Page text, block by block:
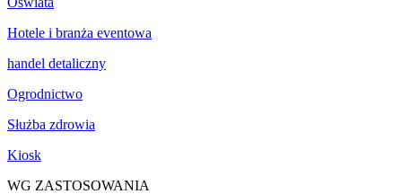
Hotele i branża eventowa
handel detaliczny
Ogrodnictwo
Służba zdrowia
Kiosk
WG ZASTOSOWANIA